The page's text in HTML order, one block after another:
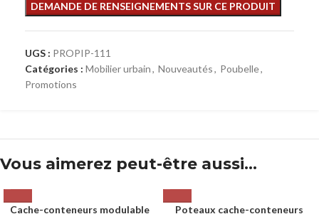
UGS : PROPIP-111
Catégories : Mobilier urbain, Nouveautés, Poubelle,
Promotions
Vous aimerez peut-être aussi…
Cache-conteneurs modulable
Poteaux cache-conteneurs